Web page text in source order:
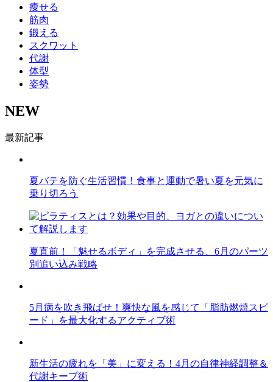
痩せる
筋肉
鍛える
スクワット
代謝
体型
姿勢
NEW
最新記事
夏バテを防ぐ生活習慣！食事と運動で暑い夏を元気に
乗り切ろう
夏直前！「魅せるボディ」を完成させる、6月のパーツ
別追い込み戦略
5月病を吹き飛ばせ！爽快な風を感じて「脂肪燃焼スピ
ード」を最大化するアクティブ術
新生活の疲れを「美」に変える！4月の自律神経調整＆
代謝キープ術